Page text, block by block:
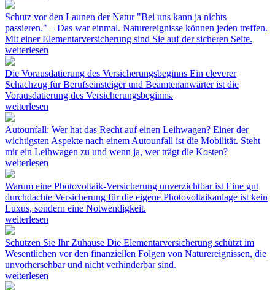
Schutz vor den Launen der Natur "Bei uns kann ja nichts
passieren." – Das war einmal. Naturereignisse können jeden treffen.
Mit einer Elementarversicherung sind Sie auf der sicheren Seite.
weiterlesen
Die Vorausdatierung des Versicherungsbeginns Ein cleverer
Schachzug für Berufseinsteiger und Beamtenanwärter ist die
Vorausdatierung des Versicherungsbeginns.
weiterlesen
Autounfall: Wer hat das Recht auf einen Leihwagen? Einer der
wichtigsten Aspekte nach einem Autounfall ist die Mobilität. Steht
mir ein Leihwagen zu und wenn ja, wer trägt die Kosten?
weiterlesen
Warum eine Photovoltaik-Versicherung unverzichtbar ist Eine gut
durchdachte Versicherung für die eigene Photovoltaikanlage ist kein
Luxus, sondern eine Notwendigkeit.
weiterlesen
Schützen Sie Ihr Zuhause Die Elementarversicherung schützt im
Wesentlichen vor den finanziellen Folgen von Naturereignissen, die
unvorhersehbar und nicht verhinderbar sind.
weiterlesen